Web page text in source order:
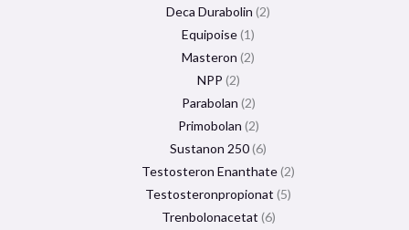
Deca Durabolin 2
Equipoise 1
Masteron 2
NPP 2
Parabolan 2
Primobolan 2
Sustanon 250 6
Testosteron Enanthate 2
Testosteronpropionat 5
Trenbolonacetat 6